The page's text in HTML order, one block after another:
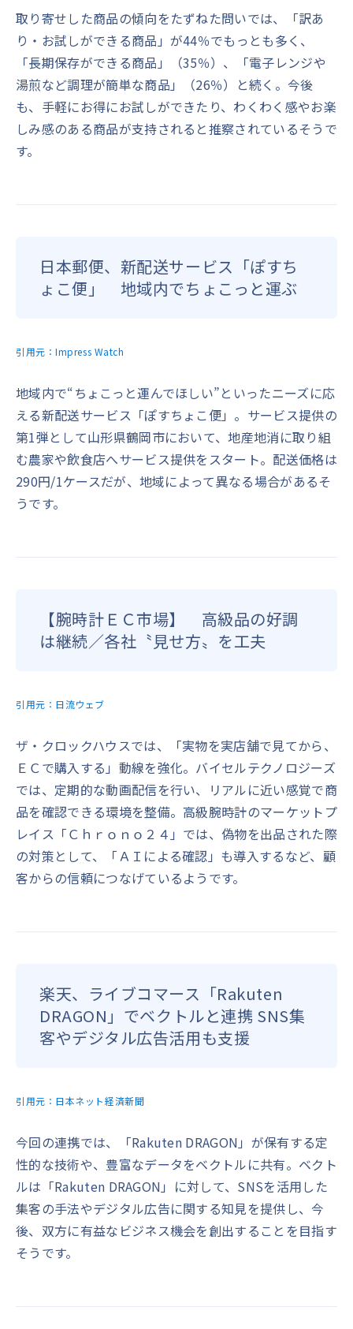
取り寄せした商品の傾向をたずねた問いでは、「訳あ
り・お試しができる商品」が44％でもっとも多く、
「長期保存ができる商品」（35％）、「電子レンジや
湯煎など調理が簡単な商品」（26％）と続く。今後
も、手軽にお得にお試しができたり、わくわく感やお楽
しみ感のある商品が支持されると推察されているそうで
す。
日本郵便、新配送サービス「ぽすち
ょこ便」 地域内でちょこっと運ぶ
引用元：Impress Watch
地域内で“ちょこっと運んでほしい”といったニーズに応
える新配送サービス「ぽすちょこ便」。サービス提供の
第1弾として山形県鶴岡市において、地産地消に取り組
む農家や飲食店へサービス提供をスタート。配送価格は
290円/1ケースだが、地域によって異なる場合があるそ
うです。
【腕時計ＥＣ市場】 高級品の好調
は継続／各社〝見せ方〟を工夫
引用元： 日流ウェブ
ザ・クロックハウスでは、「実物を実店舗で見てから、
ＥＣで購入する」動線を強化。バイセルテクノロジーズ
では、定期的な動画配信を行い、リアルに近い感覚で商
品を確認できる環境を整備。高級腕時計のマーケットプ
レイス「Ｃｈｒｏｎｏ２４」では、偽物を出品された際
の対策として、「ＡＩによる確認」も導入するなど、顧
客からの信頼につなげているようです。
楽天、ライブコマース「Rakuten
DRAGON」でベクトルと連携 SNS集
客やデジタル広告活用も支援
引用元： 日本ネット経済新聞
今回の連携では、「Rakuten DRAGON」が保有する定
性的な技術や、豊富なデータをベクトルに共有。ベクト
ルは「Rakuten DRAGON」に対して、SNSを活用した
集客の手法やデジタル広告に関する知見を提供し、今
後、双方に有益なビジネス機会を創出することを目指す
そうです。